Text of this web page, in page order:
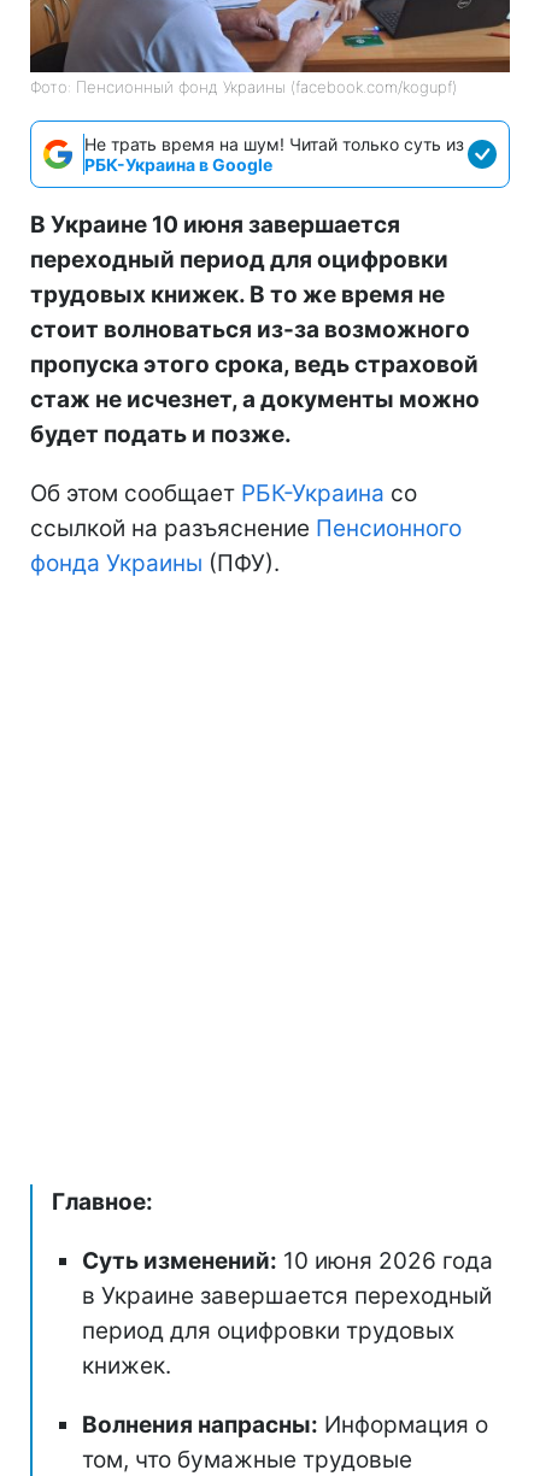
Фото: Пенсионный фонд Украины (facebook.com/kogupf)
Не трать время на шум! Читай только суть из
РБК-Украина в Google
В Украине 10 июня завершается
переходный период для оцифровки
трудовых книжек. В то же время не
стоит волноваться из-за возможного
пропуска этого срока, ведь страховой
стаж не исчезнет, а документы можно
будет подать и позже.
Об этом сообщает РБК-Украина со
ссылкой на разъяснение Пенсионного
фонда Украины (ПФУ).
Главное:
Суть изменений: 10 июня 2026 года
в Украине завершается переходный
период для оцифровки трудовых
книжек.
Волнения напрасны: Информация о
том, что бумажные трудовые